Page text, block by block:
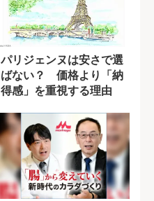
パリジェンヌは安さで選
ばない？ 価格より「納
得感」を重視する理由